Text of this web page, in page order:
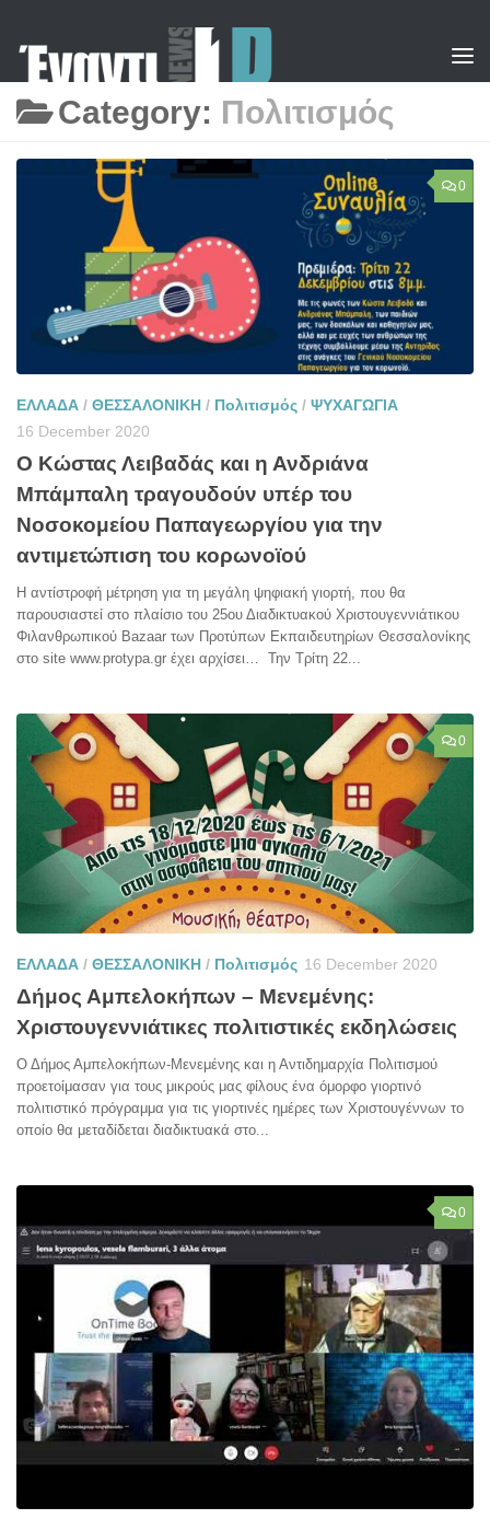
Category: Πολιτισμός
0
ΕΛΛΑΔΑ / ΘΕΣΣΑΛΟΝΙΚΗ / Πολιτισμός / ΨΥΧΑΓΩΓΙΑ
16 December 2020
Ο Κώστας Λειβαδάς και η Ανδριάνα
Μπάμπαλη τραγουδούν υπέρ του
Νοσοκομείου Παπαγεωργίου για την
αντιμετώπιση του κορωνοϊού
Η αντίστροφή μέτρηση για τη μεγάλη ψηφιακή γιορτή, που θα
παρουσιαστεί στο πλαίσιο του 25ου Διαδικτυακού Χριστουγεννιάτικου
Φιλανθρωπικού Bazaar των Προτύπων Εκπαιδευτηρίων Θεσσαλονίκης
στο site www.protypa.gr έχει αρχίσει… Την Τρίτη 22...
0
ΕΛΛΑΔΑ / ΘΕΣΣΑΛΟΝΙΚΗ / Πολιτισμός 16 December 2020
Δήμος Αμπελοκήπων – Μενεμένης:
Χριστουγεννιάτικες πολιτιστικές εκδηλώσεις
Ο Δήμος Αμπελοκήπων-Μενεμένης και η Αντιδημαρχία Πολιτισμού
προετοίμασαν για τους μικρούς μας φίλους ένα όμορφο γιορτινό
πολιτιστικό πρόγραμμα για τις γιορτινές ημέρες των Χριστουγέννων το
οποίο θα μεταδίδεται διαδικτυακά στο...
0